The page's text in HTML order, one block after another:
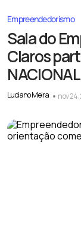
Empreendedorismo
Sala do
Claros
NACIONAL
Luciano Meira nov 24,